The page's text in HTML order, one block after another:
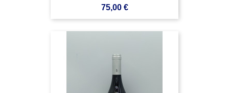
Prezzo
75,00 €